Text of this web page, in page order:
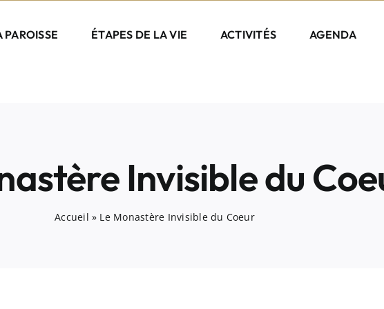
PAROISSE ÉTAPES DE LA VIE ACTIVITÉS AGENDA
Invisible du
Accueil » Le Monastère Invisible du Coeur